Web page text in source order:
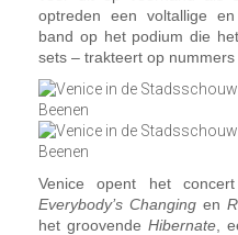
optreden een voltallige
band op het podium die
sets – trakteert op nummers
Venice opent het
Everybody’s Changing en
het groovendeHibernate ,